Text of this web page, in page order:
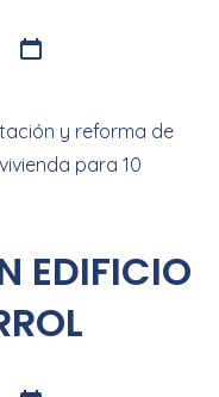
y reforma de
para 10
EDIFICIO